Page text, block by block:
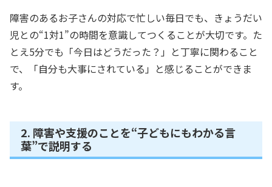
障害のあるお子さんの対応で忙しい毎日でも、きょうだい
児との“1対1”の時間を意識してつくることが大切です。た
とえ5分でも「今日はどうだった？」と丁寧に関わること
で、「自分も大事にされている」と感じることができま
す。
2. 障害や支援のことを“子どもにもわかる言
葉”で説明する